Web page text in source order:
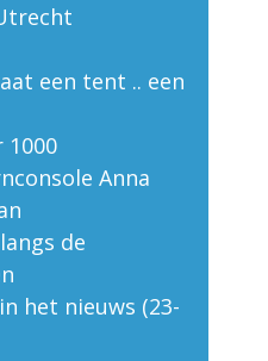
een tent .. een
Anna
de
het nieuws (23-